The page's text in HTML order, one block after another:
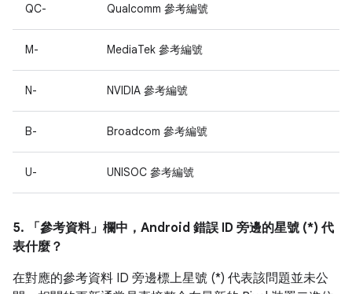
QC- Qualcomm 參考編號
M- MediaTek 參考編號
N- NVIDIA 參考編號
B- Broadcom 參考編號
U- UNISOC 參考編號
5. 「參考資料」 欄中，Android 錯誤 ID 旁邊的星號 (*) 代
表什麼？
在對應的參考資料 ID 旁邊標上星號 (*) 代表該問題並未公